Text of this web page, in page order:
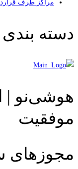
مراکز طرف
دسته
هوشی‌نو |
موفقیت
مجوزهای